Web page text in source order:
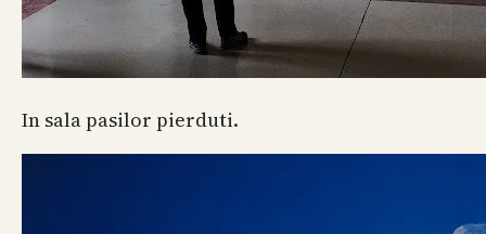
In sala pasilor pierduti.